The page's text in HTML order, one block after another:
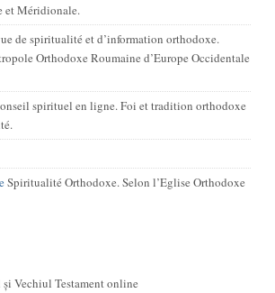
et Méridionale.
de spiritualité et d’information orthodoxe.
Orthodoxe Roumaine d’Europe Occidentale
spirituel en ligne. Foi et tradition orthodoxe
Spiritualité Orthodoxe. Selon l’Eglise Orthodoxe
Vechiul Testament online